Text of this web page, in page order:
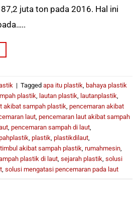
juta ton pada 2016. Hal ini
| Tagged apa itu plastik bahaya plastik
plastik lautan plastik lautanplastik
akibat sampah plastik pencemaran akibat
laut pencemaran laut akibat sampah
pencemaran sampah di laut
plastik plastikdilaut
akibat sampah plastik rumahmesin
plastik di laut sejarah plastik solusi
solusi mengatasi pencemaran pada laut